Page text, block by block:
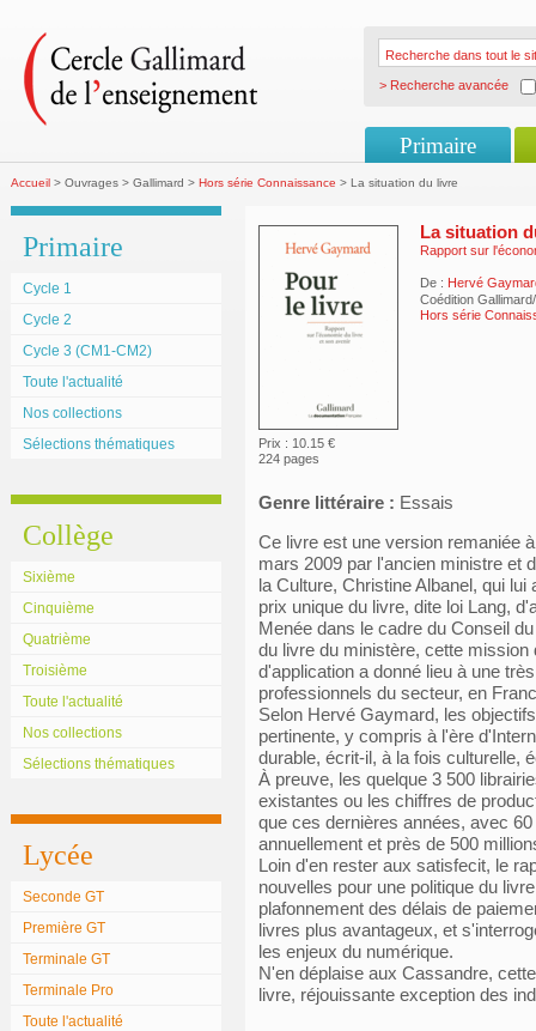
> Recherche avancée
Primaire
Accueil > Ouvrages > Gallimard > Hors série Connaissance > La situation du livre
Primaire
Cycle 1
Cycle 2
Cycle 3 (CM1-CM2)
Toute l'actualité
Nos collections
Sélections thématiques
Collège
Sixième
Cinquième
Quatrième
Troisième
Toute l'actualité
Nos collections
Sélections thématiques
Lycée
Seconde GT
Première GT
Terminale GT
Terminale Pro
Toute l'actualité
Prix : 10.15 €
224 pages
La situation
Rapport sur
De : Hervé
Coédition
Hors série
Genre littéraire : Essais
Ce livre est une version remaniée
mars 2009 par l'ancien ministre et
la Culture, Christine Albanel, qui
prix unique du livre, dite loi Lang,
Menée dans le cadre du Conseil
du livre du ministère, cette
d'application a donné lieu à une
professionnels du secteur, en
Selon Hervé Gaymard, les
pertinente, y compris à l'ère
durable, écrit-il, à la fois culturelle,
À preuve, les quelque 3 500
existantes ou les chiffres de
que ces dernières années, avec
annuellement et près de 500
Loin d'en rester aux satisfecit, le
nouvelles pour une politique du
plafonnement des délais de
livres plus avantageux, et
les enjeux du numérique.
N'en déplaise aux Cassandre,
livre, réjouissante exception des